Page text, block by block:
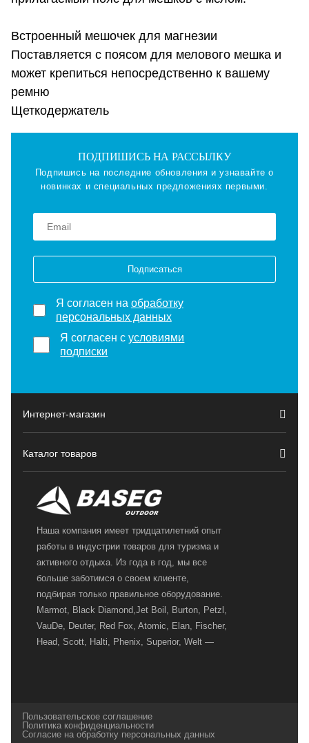
Встроенный мешочек для магнезии
Поставляется с поясом для мелового мешка и
может крепиться непосредственно к вашему
ремню
Щеткодержатель
ПОДПИШИСЬ НА РАССЫЛКУ
Подпишись на последние обновления и узнавайте о
новинках и специальных предложениях первыми.
Подписаться
Я согласен на обработку
персональных данных
Я согласен сусловиями
подписки
Интернет-магазин
Каталог товаров
Наша компания имеет тридцатилетний опыт
работы в индустрии товаров для туризма и
активного отдыха. Из года в год, мы все
больше заботимся о своем клиенте,
подбирая только правильное оборудование.
Marmot, Black Diamond,Jet Boil, Burton, Petzl,
VauDe, Deuter, Red Fox, Atomic, Elan, Fischer,
Head, Scott, Halti, Phenix, Superior, Welt —
и взыскательных путешественников,
спортсменов и отдыхающих.
Пользовательское соглашение
Политика конфиденциальности
Согласие на обработку персональных данных